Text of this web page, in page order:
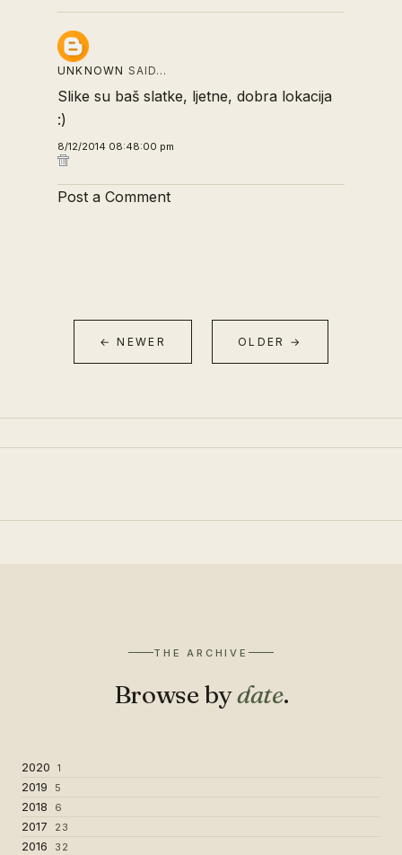
UNKNOWN SAID…
Slike su baš slatke, ljetne, dobra lokacija
:)
8/12/2014 08:48:00 pm
Post a Comment
← NEWER OLDER →
THE ARCHIVE
Browse bydate.
2020 1
2019 5
2018 6
2017 23
2016 32